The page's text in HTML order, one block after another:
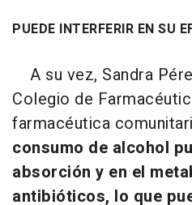
PUEDE INTERFERIR EN SU
A su vez, Sandra
Colegio de
farmacéutica
consumo de alcohol
absorción y en el
antibióticos, lo que